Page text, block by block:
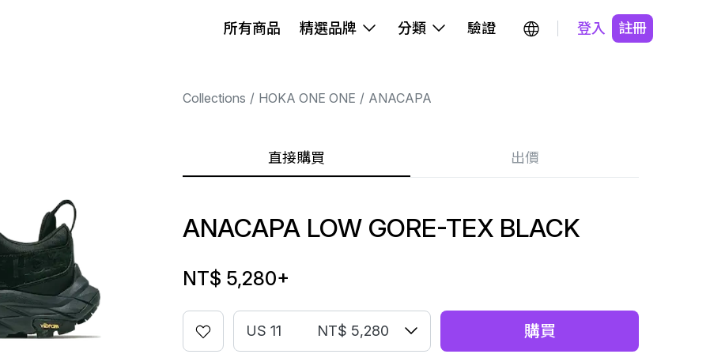
所有商品 精選品牌 分類 驗證 登入 註冊
Collections HOKA ONE ONE ANACAPA
直接購買 出價
ANACAPA LOW GORE-TEX BLACK
NT$ 5,280+
US 11 NT$ 5,280 購買